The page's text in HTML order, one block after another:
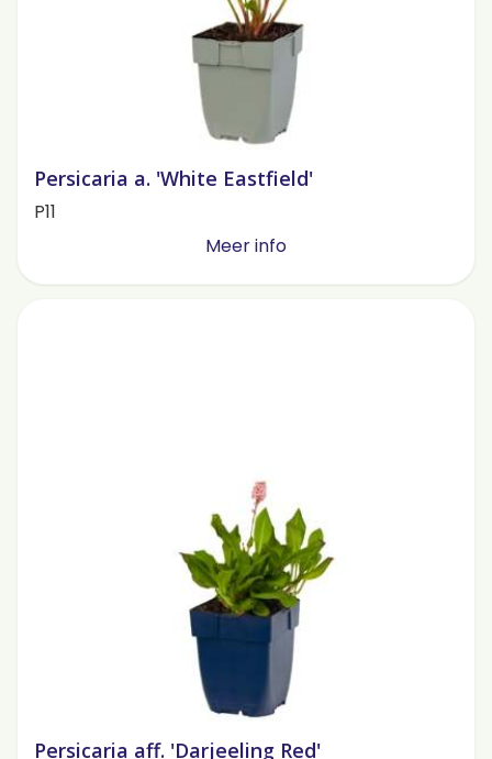
Persicaria a. 'White Eastfield'
P11
Meer info
Persicaria aff. 'Darjeeling Red'